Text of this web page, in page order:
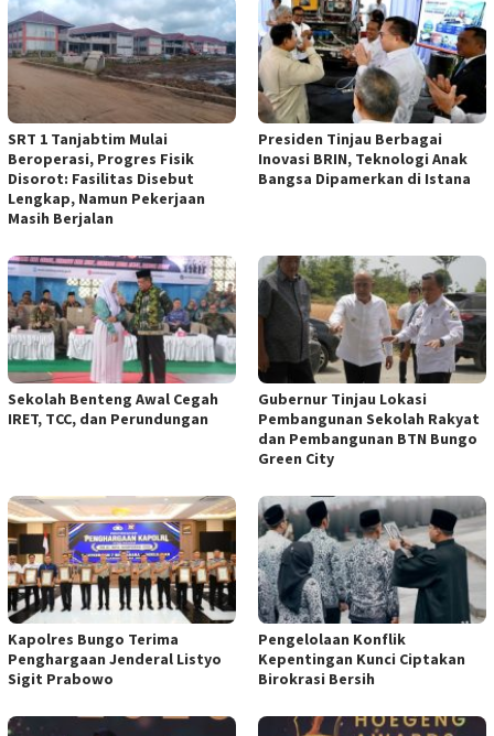
SRT 1 Tanjabtim Mulai
Beroperasi, Progres Fisik
Disorot: Fasilitas Disebut
Lengkap, Namun Pekerjaan
Masih Berjalan
Presiden Tinjau Berbagai
Inovasi BRIN, Teknologi Anak
Bangsa Dipamerkan di Istana
Sekolah Benteng Awal Cegah
IRET, TCC, dan Perundungan
Gubernur Tinjau Lokasi
Pembangunan Sekolah Rakyat
dan Pembangunan BTN Bungo
Green City
Kapolres Bungo Terima
Penghargaan Jenderal Listyo
Sigit Prabowo
Pengelolaan Konflik
Kepentingan Kunci Ciptakan
Birokrasi Bersih